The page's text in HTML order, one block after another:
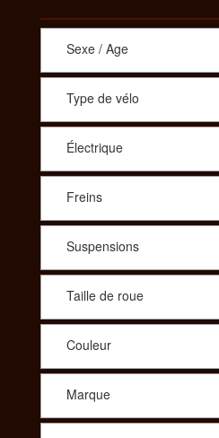
Sexe / Age
Type de vélo
Électrique
Freins
Suspensions
Taille de roue
Couleur
Marque